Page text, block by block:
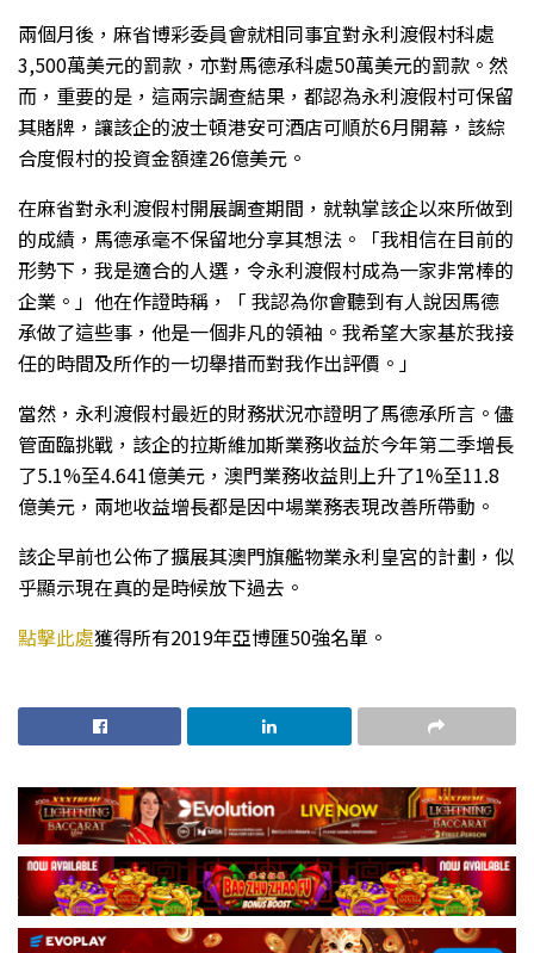
兩個月後，麻省博彩委員會就相同事宜對永利渡假村科處
3,500萬美元的罰款，亦對馬德承科處50萬美元的罰款。然
而，重要的是，這兩宗調查結果，都認為永利渡假村可保留
其賭牌，讓該企的波士頓港安可酒店可順於6月開幕，該綜
合度假村的投資金額達26億美元。
在麻省對永利渡假村開展調查期間，就執掌該企以來所做到
的成績，馬德承毫不保留地分享其想法。「我相信在目前的
形勢下，我是適合的人選，令永利渡假村成為一家非常棒的
企業。」他在作證時稱，「 我認為你會聽到有人說因馬德
承做了這些事，他是一個非凡的領袖。我希望大家基於我接
任的時間及所作的一切舉措而對我作出評價。」
當然，永利渡假村最近的財務狀況亦證明了馬德承所言。儘
管面臨挑戰，該企的拉斯維加斯業務收益於今年第二季增長
了5.1%至4.641億美元，澳門業務收益則上升了1%至11.8
億美元，兩地收益增長都是因中場業務表現改善所帶動。
該企早前也公佈了擴展其澳門旗艦物業永利皇宮的計劃，似
乎顯示現在真的是時候放下過去。
點擊此處獲得所有2019年亞博匯50強名單。